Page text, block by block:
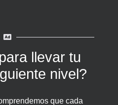
llevar tu
nivel?
que cada